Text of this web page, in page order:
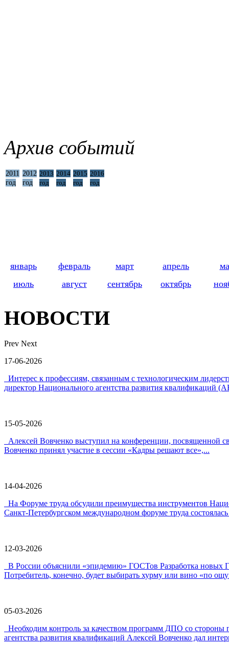
Архив событий
2011
год
2012
год
2013
год
2014
год
2015
год
2016
год
январь февраль март апрель
июль
август сентябрь октябрь
НОВОСТИ
Prev Next
17-06-2026
Интерес к профессиям, связанным с технологическим
директор Национального агентства развития квалификаций
15-05-2026
Алексей Вовченко выступил на конференции,
Вовченко принял участие в сессии «Кадры решают все»,...
14-04-2026
На Форуме труда обсудили преимущества инструментов
Санкт-Петербургском международном форуме труда
12-03-2026
В России объяснили «эпидемию» ГОСТов Разработка новых
Потребитель, конечно, будет выбирать хурму или вино «по
05-03-2026
Необходим контроль за качеством программ ДПО со
агентства развития квалификаций Алексей Вовченко дал